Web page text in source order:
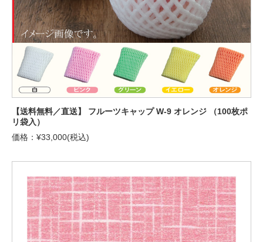
【送料無料／直送】 フルーツキャップ W-9 オレンジ （100枚ポ
リ袋入）
価格：¥33,000(税込)